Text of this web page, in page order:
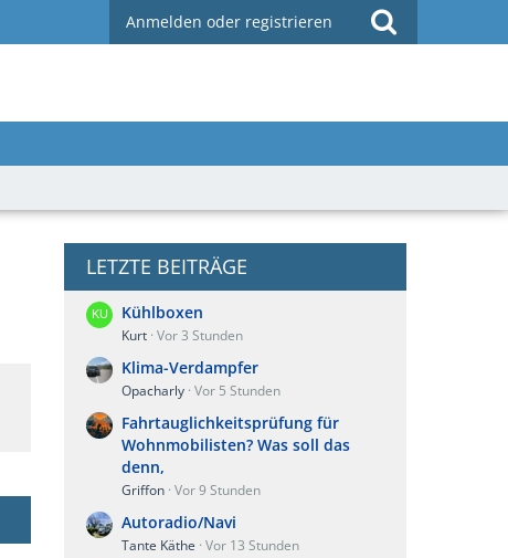
Anmelden oder registrieren
LETZTE BEITRÄGE
Kühlboxen
Kurt Vor 3 Stunden
Klima-Verdampfer
Opacharly Vor 5 Stunden
Fahrtauglichkeitsprüfung für
Wohnmobilisten? Was soll das
denn,
Griffon Vor 9 Stunden
Autoradio/Navi
Tante Käthe Vor 13 Stunden